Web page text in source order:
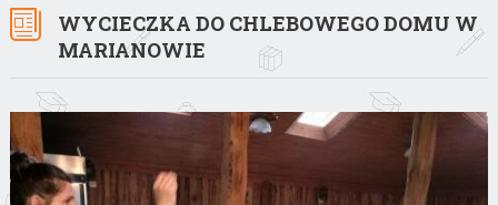
WYCIECZKA DO CHLEBOWEGO DOMU W
MARIANOWIE